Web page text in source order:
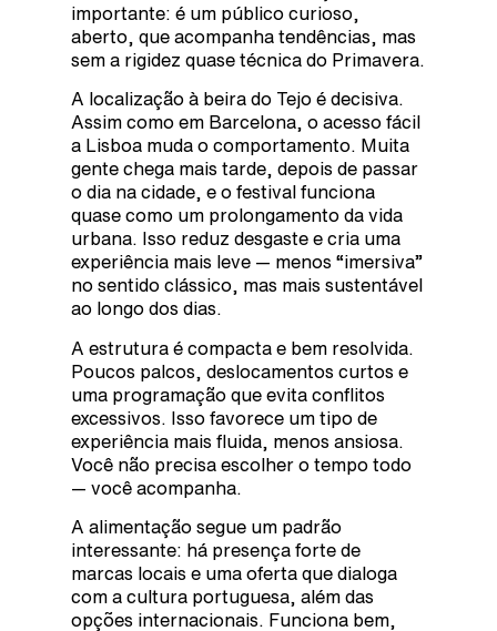
importante: é um público curioso,
aberto, que acompanha tendências, mas
sem a rigidez quase técnica do Primavera.
A localização à beira do Tejo é decisiva.
Assim como em Barcelona, o acesso fácil
a Lisboa muda o comportamento. Muita
gente chega mais tarde, depois de passar
o dia na cidade, e o festival funciona
quase como um prolongamento da vida
urbana. Isso reduz desgaste e cria uma
experiência mais leve — menos “imersiva”
no sentido clássico, mas mais sustentável
ao longo dos dias.
A estrutura é compacta e bem resolvida.
Poucos palcos, deslocamentos curtos e
uma programação que evita conflitos
excessivos. Isso favorece um tipo de
experiência mais fluida, menos ansiosa.
Você não precisa escolher o tempo todo
— você acompanha.
A alimentação segue um padrão
interessante: há presença forte de
marcas locais e uma oferta que dialoga
com a cultura portuguesa, além das
opções internacionais. Funciona bem,